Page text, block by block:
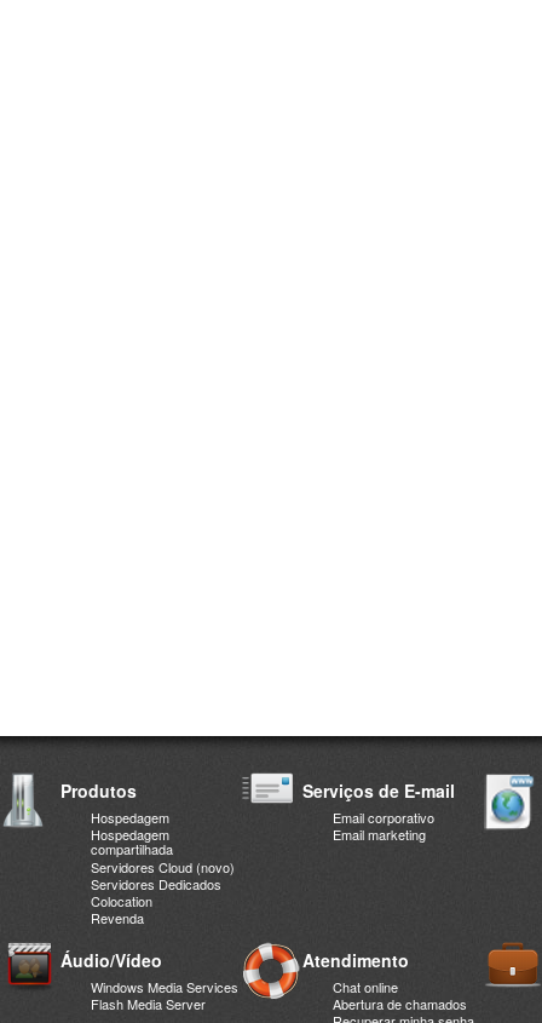
Produtos
Hospedagem
Hospedagem
compartilhada
Servidores Cloud (novo)
Servidores Dedicados
Colocation
Revenda
Serviços de E-mail
Email corporativo
Email marketing
Áudio/Vídeo
Windows Media Services
Flash Media Server
Atendimento
Chat online
Abertura de chamados